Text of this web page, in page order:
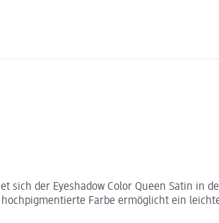
sich der Eyeshadow Color Queen Satin in
Farbe ermöglicht ein